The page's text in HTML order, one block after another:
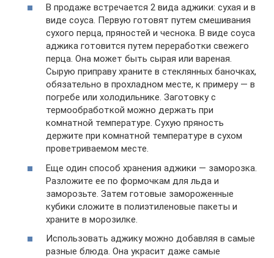
В продаже встречается 2 вида аджики: сухая и в
виде соуса. Первую готовят путем смешивания
сухого перца, пряностей и чеснока. В виде соуса
аджика готовится путем переработки свежего
перца. Она может быть сырая или вареная.
Сырую приправу храните в стеклянных баночках,
обязательно в прохладном месте, к примеру — в
погребе или холодильнике. Заготовку с
термообработкой можно держать при
комнатной температуре. Сухую пряность
держите при комнатной температуре в сухом
проветриваемом месте.
Еще один способ хранения аджики — заморозка.
Разложите ее по формочкам для льда и
заморозьте. Затем готовые замороженные
кубики сложите в полиэтиленовые пакеты и
храните в морозилке.
Использовать аджику можно добавляя в самые
разные блюда. Она украсит даже самые